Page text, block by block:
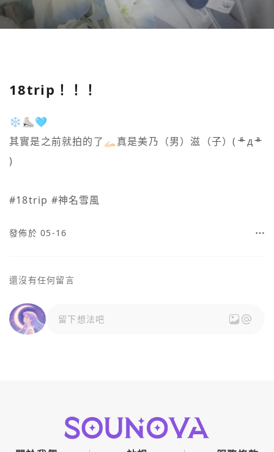
18trip！！！
❄️⛸️🩵
其實是之前就拍的了🫴🏻真是美乃（男）滋（子）( ᵒ̴̶̷᷄ д ᵒ̴̶̷᷅
)
#18trip #神名雪風
發佈於 05-16
還沒有任何留言
留下想法吧